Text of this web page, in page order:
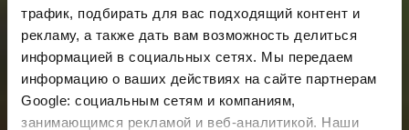
трафик, подбирать для вас подходящий контент и
рекламу, а также дать вам возможность делиться
информацией в социальных сетях. Мы передаем
информацию о ваших действиях на сайте партнерам
Google: социальным сетям и компаниям,
занимающимся рекламой и веб-аналитикой. Наши